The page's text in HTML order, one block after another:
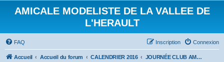
AMICALE MODELISTE DE LA VALLEE DE
L'HERAULT
FAQ Connexion
Inscription
Accueil Accueil du forum CALENDRIER 2016 JOURNÉE CLUB AMVH DU SAMEDI 25 JUIN 2016